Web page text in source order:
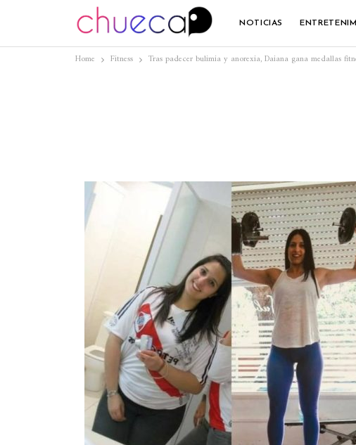
NOTICIAS
Home Fitness Tras padecer bulimia y anorexia, Daiana gana medallas